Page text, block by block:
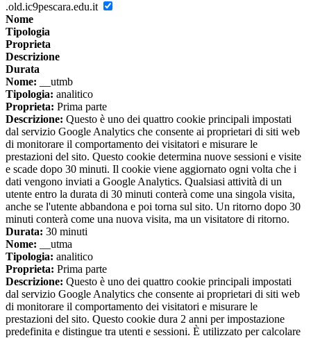
.old.ic9pescara.edu.it
Nome
Tipologia
Proprieta
Descrizione
Durata
Nome: __utmb
Tipologia: analitico
Proprieta: Prima parte
Descrizione: Questo è uno dei quattro cookie principali impostati
dal servizio Google Analytics che consente ai proprietari di siti web
di monitorare il comportamento dei visitatori e misurare le
prestazioni del sito. Questo cookie determina nuove sessioni e visite
e scade dopo 30 minuti. Il cookie viene aggiornato ogni volta che i
dati vengono inviati a Google Analytics. Qualsiasi attività di un
utente entro la durata di 30 minuti conterà come una singola visita,
anche se l'utente abbandona e poi torna sul sito. Un ritorno dopo 30
minuti conterà come una nuova visita, ma un visitatore di ritorno.
Durata: 30 minuti
Nome: __utma
Tipologia: analitico
Proprieta: Prima parte
Descrizione: Questo è uno dei quattro cookie principali impostati
dal servizio Google Analytics che consente ai proprietari di siti web
di monitorare il comportamento dei visitatori e misurare le
prestazioni del sito. Questo cookie dura 2 anni per impostazione
predefinita e distingue tra utenti e sessioni. È utilizzato per calcolare